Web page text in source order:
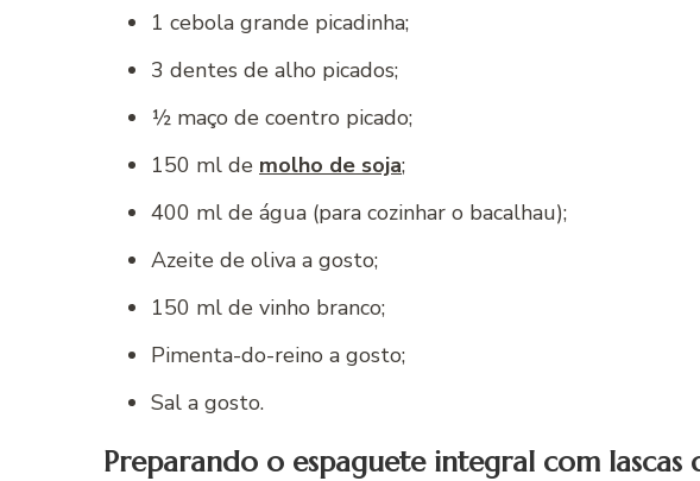
1 cebola grande picadinha;
3 dentes de alho picados;
½ maço de coentro picado;
150 ml de molho de soja;
400 ml de água (para cozinhar o bacalhau);
Azeite de oliva a gosto;
150 ml de vinho branco;
Pimenta-do-reino a gosto;
Sal a gosto.
Preparando o espaguete integral com lascas